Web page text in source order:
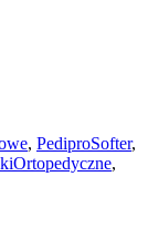
, PediproSofter,
,